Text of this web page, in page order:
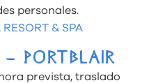
personales.
& SPA
– PORTBLAIR
prevista, traslado